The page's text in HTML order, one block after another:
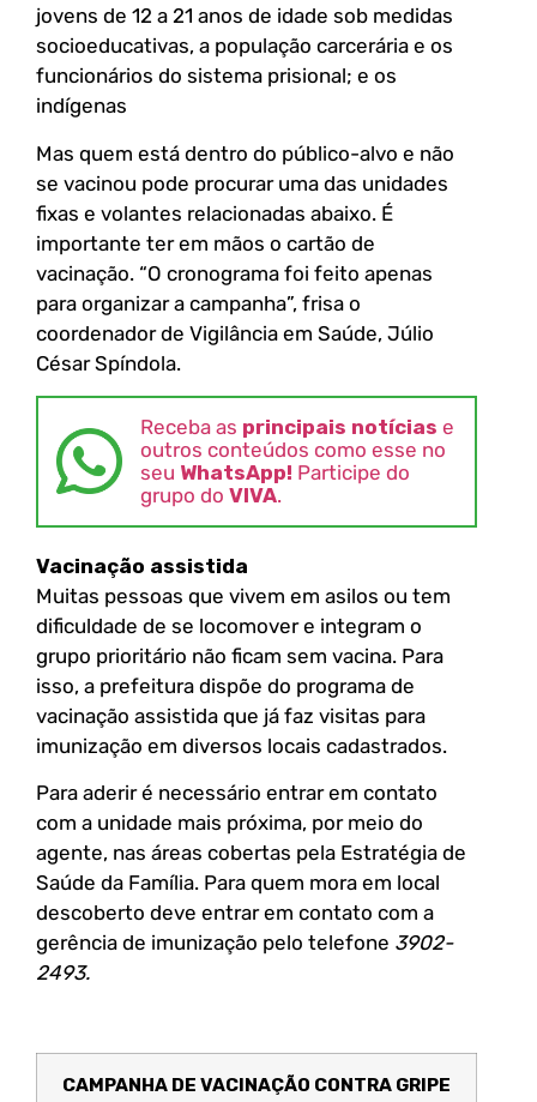
jovens de 12 a 21 anos de idade sob medidas
socioeducativas, a população carcerária e os
funcionários do sistema prisional; e os
indígenas
Mas quem está dentro do público-alvo e não
se vacinou pode procurar uma das unidades
fixas e volantes relacionadas abaixo. É
importante ter em mãos o cartão de
vacinação. “O cronograma foi feito apenas
para organizar a campanha”, frisa o
coordenador de Vigilância em Saúde, Júlio
César Spíndola.
Receba as principais notícias e
outros conteúdos como esse no
seu WhatsApp! Participe do
grupo do VIVA.
Vacinação assistida
Muitas pessoas que vivem em asilos ou tem
dificuldade de se locomover e integram o
grupo prioritário não ficam sem vacina. Para
isso, a prefeitura dispõe do programa de
vacinação assistida que já faz visitas para
imunização em diversos locais cadastrados.
Para aderir é necessário entrar em contato
com a unidade mais próxima, por meio do
agente, nas áreas cobertas pela Estratégia de
Saúde da Família. Para quem mora em local
descoberto deve entrar em contato com a
gerência de imunização pelo telefone 3902-
2493.
CAMPANHA DE VACINAÇÃO CONTRA GRIPE